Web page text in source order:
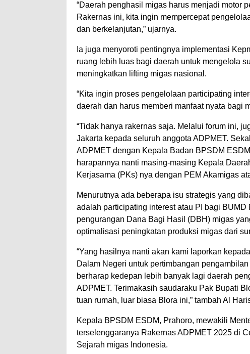
“Daerah penghasil migas harus menjadi motor
Rakernas ini, kita ingin mempercepat
dan berkelanjutan,” ujarnya.
Ia juga menyoroti pentingnya implementasi
ruang lebih luas bagi daerah untuk mengelola
meningkatkan lifting migas nasional.
“Kita ingin proses pengelolaan participating
daerah dan harus memberi manfaat nyata bagi
“Tidak hanya rakernas saja. Melalui forum ini,
Jakarta kepada seluruh anggota ADPMET.
ADPMET dengan Kepala Badan BPSDM
harapannya nanti masing-masing Kepala
Kerjasama (PKs) nya dengan PEM Akamigas
Menurutnya ada beberapa isu strategis yang
adalah participating interest atau PI bagi
pengurangan Dana Bagi Hasil (DBH) migas
optimalisasi peningkatan produksi migas dari
“Yang hasilnya nanti akan kami laporkan
Dalam Negeri untuk pertimbangan
berharap kedepan lebih banyak lagi daerah
ADPMET. Terimakasih saudaraku Pak Bupati
tuan rumah, luar biasa Blora ini,” tambah Al
Kepala BPSDM ESDM, Prahoro, mewakili
terselenggaranya Rakernas ADPMET 2025 di
Sejarah migas Indonesia.